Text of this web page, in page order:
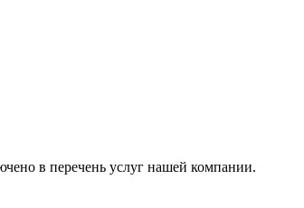
в перечень услуг нашей компании.